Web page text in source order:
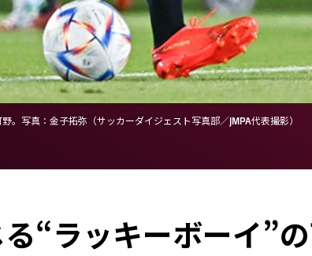
。写真：金子拓弥（サッカーダイジェスト写真部／JMPA代表撮影）
“ラッキーボーイ”